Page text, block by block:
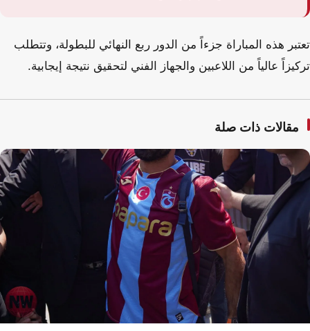
تعتبر هذه المباراة جزءاً من الدور ربع النهائي للبطولة، وتتطلب
تركيزاً عالياً من اللاعبين والجهاز الفني لتحقيق نتيجة إيجابية.
مقالات ذات صلة